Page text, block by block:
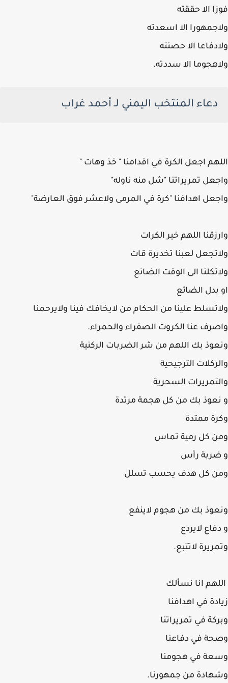
الا حققته
الا اسعدته
الا حصنته
الا سددته.
دعاء المنتخب اليمني لـ أحمد غراب
اجعل الكرة في اقدامنا " خذ وهات "
تمريراتنا "شل منه ناوله"
اهدافنا "كرة في المرمى ولاعشر فوق العارضة"
اللهم خير الكرات
لعبنا تخديرة قات
الى الوقت الضائع
الضائع
علينا من الحكام من لايخافك فينا ولايرحمنا
عنا الكروت الصفراء والحمراء.
بك اللهم من شر الضربات الركنية
الترجيحية
السحرية
بك من كل هجمة مرتدة
ممتدة
كل رمية تماس
رأس
كل هدف يحسب تسلل
بك من هجوم لاينفع
لايردع
لاتتبع.
انا نسألك
في اهدافنا
في تمريراتنا
في دفاعنا
في هجومنا
من جمهورنا.